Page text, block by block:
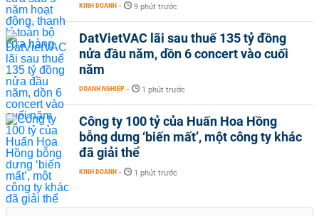
KINH DOANH - 9 phút trước
DatVietVAC lãi sau thuế 135 tỷ đồng
nửa đầu năm, dồn 6 concert vào cuối
năm
DOANH NGHIỆP - 1 phút trước
Công ty 100 tỷ của Huấn Hoa Hồng
bỗng dưng ‘biến mất’, một công ty khác
đã giải thể
KINH DOANH - 1 phút trước